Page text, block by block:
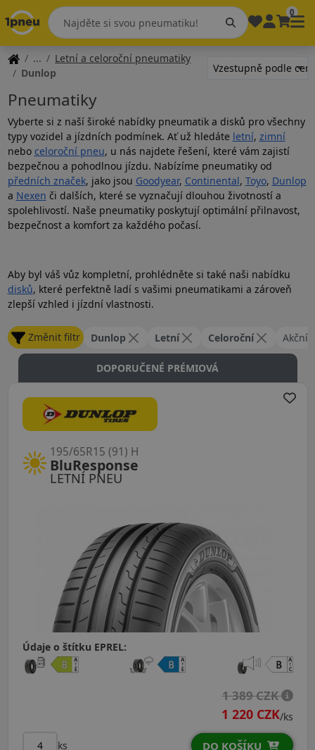
0
Letní a celoroční pneumatiky
Dunlop
Pneumatiky
Vyberte si z naší široké nabídky pneumatik a disků pro všechny
typy vozidel a jízdních podmínek. Ať už hledáte letní, zimní
nebo celoroční pneu, u nás najdete řešení, které vám zajistí
bezpečnou a pohodlnou jízdu. Nabízíme pneumatiky od
předních značek, jako jsou Goodyear, Continental, Toyo, Dunlop
a Nexen či dalších, které se vyznačují dlouhou životností a
spolehlivostí. Naše pneumatiky poskytují optimální přilnavost,
bezpečnost a komfort za každého počasí.
Aby byl váš vůz kompletní, prohlédněte si také naši nabídku
disků, které perfektně ladí s vašimi pneumatikami a zároveň
zlepší vzhled i jízdní vlastnosti.
Změnit filtr Dunlop Letní Celoroční Akční
DOPORUČENÉ PRÉMIOVÁ
LETNÍ PNEU
BluResponse
195/65R15 (91) H
Údaje o štítku EPREL:
1 389 CZK
1 220 CZK/ks
ks DO KOŠÍKU